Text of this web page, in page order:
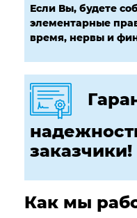
Если Вы, будете
элементарные
время, нервы и
заказчики!
Как мы